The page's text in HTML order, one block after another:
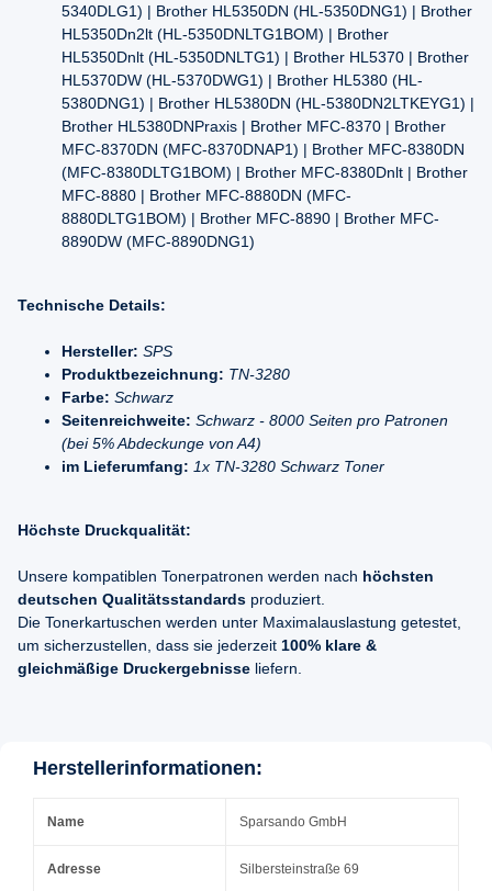
5340DLG1) | Brother HL5350DN (HL-5350DNG1) | Brother
HL5350Dn2lt (HL-5350DNLTG1BOM) | Brother
HL5350Dnlt (HL-5350DNLTG1) | Brother HL5370 | Brother
HL5370DW (HL-5370DWG1) | Brother HL5380 (HL-
5380DNG1) | Brother HL5380DN (HL-5380DN2LTKEYG1) |
Brother HL5380DNPraxis | Brother MFC-8370 | Brother
MFC-8370DN (MFC-8370DNAP1) | Brother MFC-8380DN
(MFC-8380DLTG1BOM) | Brother MFC-8380Dnlt | Brother
MFC-8880 | Brother MFC-8880DN (MFC-
8880DLTG1BOM) | Brother MFC-8890 | Brother MFC-
8890DW (MFC-8890DNG1)
Technische Details:
Hersteller: SPS
Produktbezeichnung: TN-3280
Farbe: Schwarz
Seitenreichweite: Schwarz - 8000 Seiten pro Patronen
(bei 5% Abdeckunge von A4)
im Lieferumfang: 1x TN-3280 Schwarz Toner
Höchste Druckqualität:
Unsere kompatiblen Tonerpatronen werden nach höchsten
deutschen Qualitätsstandards produziert.
Die Tonerkartuschen werden unter Maximalauslastung getestet,
um sicherzustellen, dass sie jederzeit 100% klare &
gleichmäßige Druckergebnisse liefern.
Herstellerinformationen:
Name Sparsando GmbH
Adresse Silbersteinstraße 69